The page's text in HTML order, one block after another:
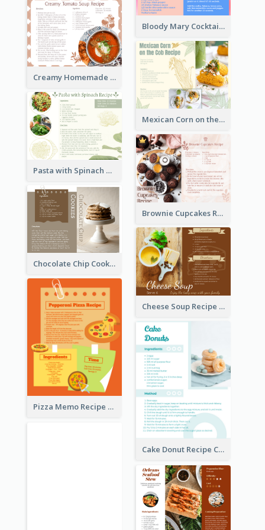
Bloody Mary Cocktail Recipe Card
Creamy Homemade Tomato Soup Recipe
Mexican Corn on the Cob Recipe Card
Pasta with Spinach Recipe Card
Brownie Cupcakes Recipe Card
Chocolate Chip Cookies Recipe Card
Cheese Soup Recipe Card
Pizza Memo Recipe Card
Cake Donut Recipe Card